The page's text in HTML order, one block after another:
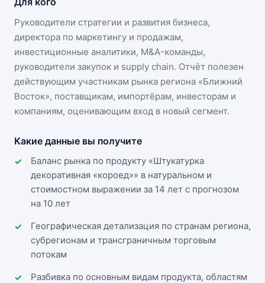
Руководители стратегии и развития бизнеса,
директора по маркетингу и продажам,
инвестиционные аналитики, M&A-команды,
руководители закупок и supply chain. Отчёт полезен
действующим участникам рынка региона «Ближний
Восток», поставщикам, импортёрам, инвесторам и
компаниям, оценивающим вход в новый сегмент.
Какие данные вы получите
Баланс рынка по продукту «Штукатурка
декоративная «короед»» в натуральном и
стоимостном выражении за 14 лет с прогнозом
на 10 лет
Географическая детализация по странам региона,
субрегионам и трансграничным торговым
потокам
Разбивка по основным видам продукта, областям